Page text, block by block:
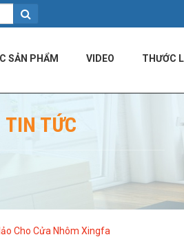
SẢN PHẨM VIDEO THƯỚC
TIN TỨC
Cho Cửa Nhôm Xingfa